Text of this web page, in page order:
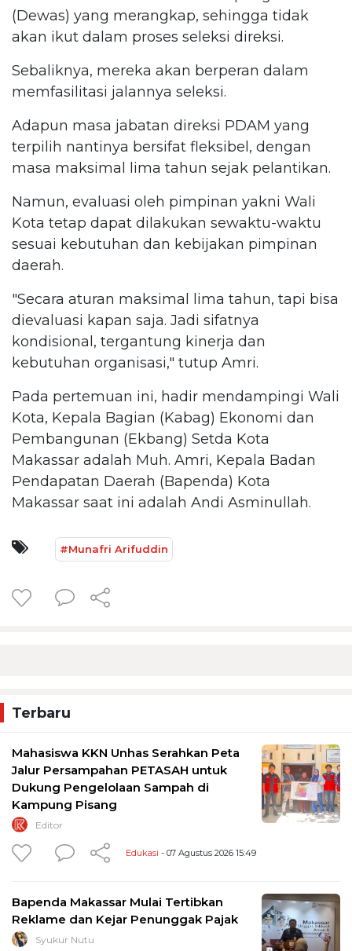
(Dewas) yang merangkap, sehingga tidak
akan ikut dalam proses seleksi direksi.
Sebaliknya, mereka akan berperan dalam
memfasilitasi jalannya seleksi.
Adapun masa jabatan direksi PDAM yang
terpilih nantinya bersifat fleksibel, dengan
masa maksimal lima tahun sejak pelantikan.
Namun, evaluasi oleh pimpinan yakni Wali
Kota tetap dapat dilakukan sewaktu-waktu
sesuai kebutuhan dan kebijakan pimpinan
daerah.
"Secara aturan maksimal lima tahun, tapi bisa
dievaluasi kapan saja. Jadi sifatnya
kondisional, tergantung kinerja dan
kebutuhan organisasi," tutup Amri.
Pada pertemuan ini, hadir mendampingi Wali
Kota, Kepala Bagian (Kabag) Ekonomi dan
Pembangunan (Ekbang) Setda Kota
Makassar adalah Muh. Amri, Kepala Badan
Pendapatan Daerah (Bapenda) Kota
Makassar saat ini adalah Andi Asminullah.
#Munafri Arifuddin
Terbaru
Mahasiswa KKN Unhas Serahkan Peta
Jalur Persampahan PETASAH untuk
Dukung Pengelolaan Sampah di
Kampung Pisang
Editor
Edukasi - 07 Agustus 2026 15:49
Bapenda Makassar Mulai Tertibkan
Reklame dan Kejar Penunggak Pajak
Syukur Nutu